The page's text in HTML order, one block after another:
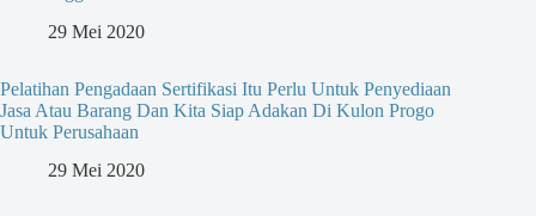
29 Mei 2020
Pelatihan Pengadaan Sertifikasi Itu Perlu Untuk Penyediaan
Jasa Atau Barang Dan Kita Siap Adakan Di Kulon Progo
Untuk Perusahaan
29 Mei 2020